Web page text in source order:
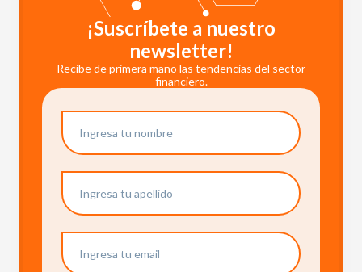
¡Suscríbete a nuestro
newsletter!
Recibe de primera mano las tendencias del sector
financiero.